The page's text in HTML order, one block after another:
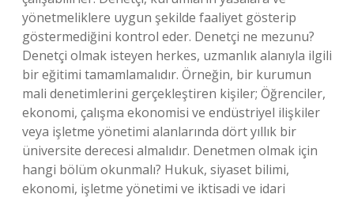
yönetmeliklere uygun şekilde faaliyet gösterip
göstermediğini kontrol eder. Denetçi ne mezunu?
Denetçi olmak isteyen herkes, uzmanlık alanıyla ilgili
bir eğitimi tamamlamalıdır. Örneğin, bir kurumun
mali denetimlerini gerçekleştiren kişiler; Öğrenciler,
ekonomi, çalışma ekonomisi ve endüstriyel ilişkiler
veya işletme yönetimi alanlarında dört yıllık bir
üniversite derecesi almalıdır. Denetmen olmak için
hangi bölüm okunmalı? Hukuk, siyaset bilimi,
ekonomi, işletme yönetimi ve iktisadi ve idari